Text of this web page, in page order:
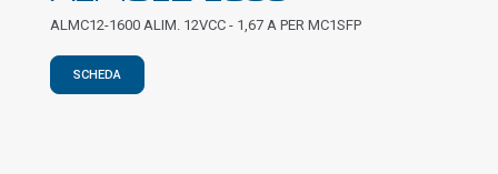
ALMC12-1600 ALIM. 12VCC - 1,67 A PER MC1SFP
SCHEDA